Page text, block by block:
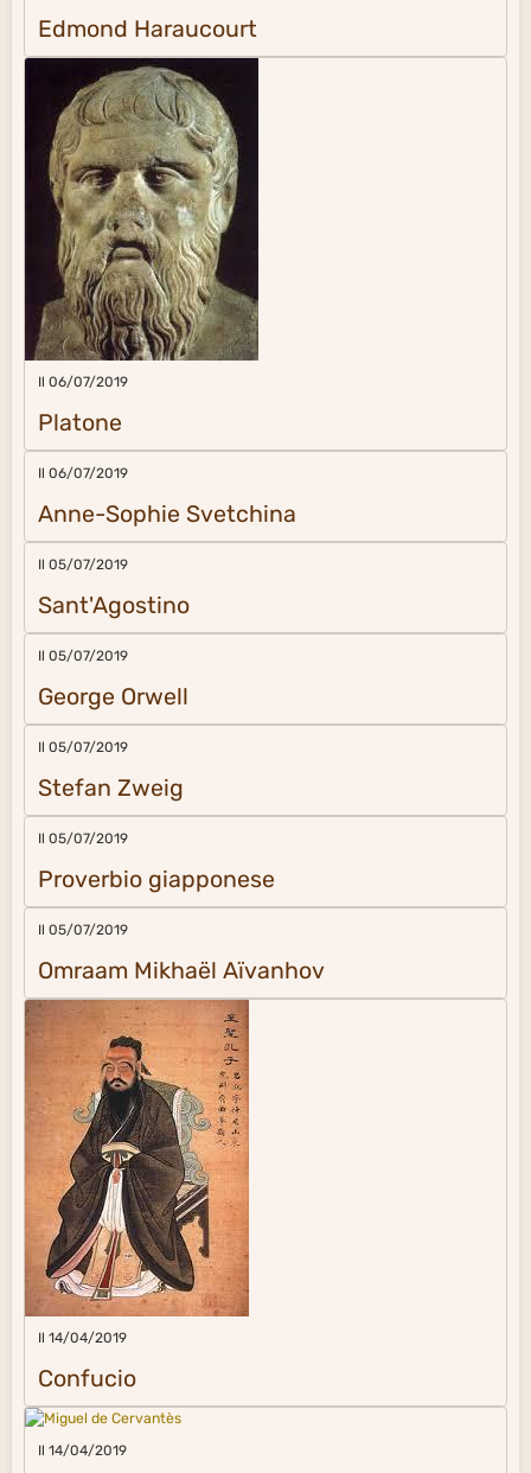
Edmond Haraucourt
Il 06/07/2019
Platone
Il 06/07/2019
Anne-Sophie Svetchina
Il 05/07/2019
Sant'Agostino
Il 05/07/2019
George Orwell
Il 05/07/2019
Stefan Zweig
Il 05/07/2019
Proverbio giapponese
Il 05/07/2019
Omraam Mikhaël Aïvanhov
Il 14/04/2019
Confucio
Il 14/04/2019